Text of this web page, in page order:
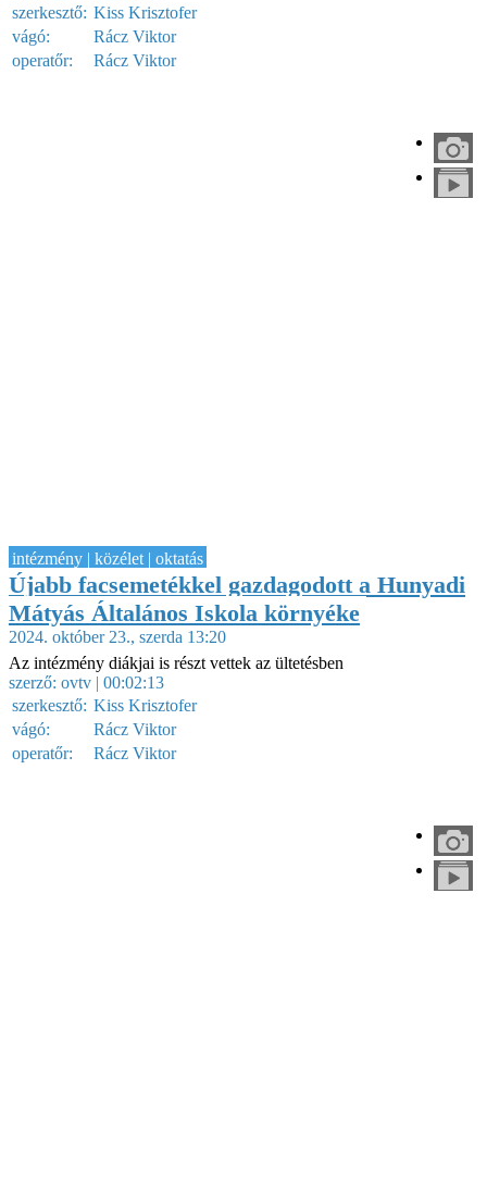
szerkesztő: Kiss Krisztofer
vágó:
Rácz Viktor
operatőr:
Rácz Viktor
intézmény | közélet | oktatás
Újabb facsemetékkel gazdagodott a Hunyadi
Mátyás Általános Iskola környéke
2024. október 23., szerda 13:20
Az intézmény diákjai is részt vettek az ültetésben
szerző: ovtv | 00:02:13
szerkesztő: Kiss Krisztofer
vágó:
Rácz Viktor
operatőr:
Rácz Viktor